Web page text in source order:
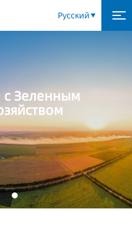
Русский
Зеленным